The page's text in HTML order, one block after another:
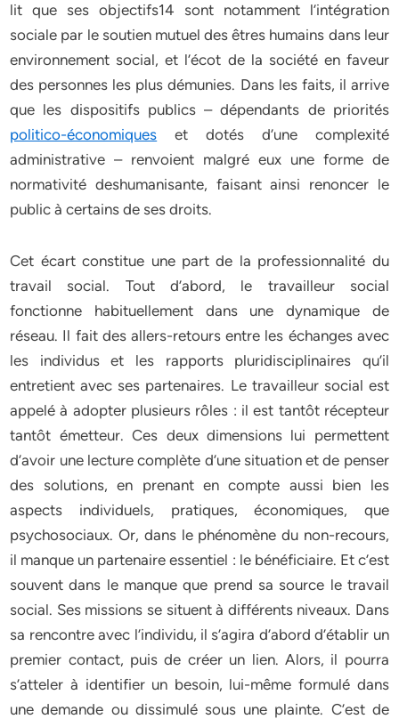
lit que ses objectifs14 sont notamment l’intégration
sociale par le soutien mutuel des êtres humains dans leur
environnement social, et l’écot de la société en faveur
des personnes les plus démunies. Dans les faits, il arrive
que les dispositifs publics – dépendants de priorités
politico-économiques et dotés d’une complexité
administrative – renvoient malgré eux une forme de
normativité deshumanisante, faisant ainsi renoncer le
public à certains de ses droits.
Cet écart constitue une part de la professionnalité du
travail social. Tout d’abord, le travailleur social
fonctionne habituellement dans une dynamique de
réseau. Il fait des allers-retours entre les échanges avec
les individus et les rapports pluridisciplinaires qu’il
entretient avec ses partenaires. Le travailleur social est
appelé à adopter plusieurs rôles : il est tantôt récepteur
tantôt émetteur. Ces deux dimensions lui permettent
d’avoir une lecture complète d’une situation et de penser
des solutions, en prenant en compte aussi bien les
aspects individuels, pratiques, économiques, que
psychosociaux. Or, dans le phénomène du non-recours,
il manque un partenaire essentiel : le bénéficiaire. Et c’est
souvent dans le manque que prend sa source le travail
social. Ses missions se situent à différents niveaux. Dans
sa rencontre avec l’individu, il s’agira d’abord d’établir un
premier contact, puis de créer un lien. Alors, il pourra
s’atteler à identifier un besoin, lui-même formulé dans
une demande ou dissimulé sous une plainte. C’est de